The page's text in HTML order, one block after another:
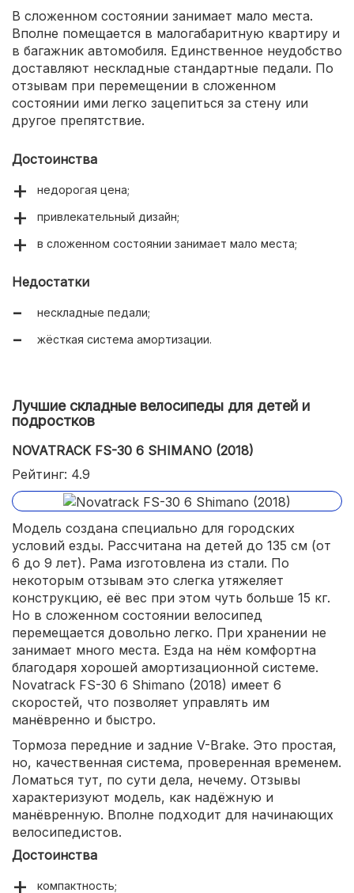
В сложенном состоянии занимает мало места.
Вполне помещается в малогабаритную квартиру и
в багажник автомобиля. Единственное неудобство
доставляют нескладные стандартные педали. По
отзывам при перемещении в сложенном
состоянии ими легко зацепиться за стену или
другое препятствие.
Достоинства
недорогая цена;
привлекательный дизайн;
в сложенном состоянии занимает мало места;
Недостатки
нескладные педали;
жёсткая система амортизации.
Лучшие складные велосипеды для детей и
подростков
NOVATRACK FS-30 6 SHIMANO (2018)
Рейтинг: 4.9
Модель создана специально для городских
условий езды. Рассчитана на детей до 135 см (от
6 до 9 лет). Рама изготовлена из стали. По
некоторым отзывам это слегка утяжеляет
конструкцию, её вес при этом чуть больше 15 кг.
Но в сложенном состоянии велосипед
перемещается довольно легко. При хранении не
занимает много места. Езда на нём комфортна
благодаря хорошей амортизационной системе.
Novatrack FS-30 6 Shimano (2018) имеет 6
скоростей, что позволяет управлять им
манёвренно и быстро.
Тормоза передние и задние V-Brake. Это простая,
но, качественная система, проверенная временем.
Ломаться тут, по сути дела, нечему. Отзывы
характеризуют модель, как надёжную и
манёвренную. Вполне подходит для начинающих
велосипедистов.
Достоинства
компактность;